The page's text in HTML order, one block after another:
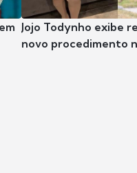
Jojo Todynho exibe
novo procedimento